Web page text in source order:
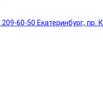
209-60-50 Екатеринбург, пр.